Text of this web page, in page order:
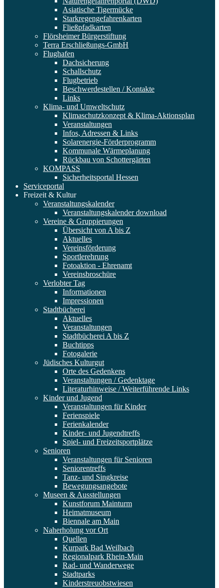
Asiatische Tigermücke
Starkregengefahrenkarten
Fließpfadkarten
Flörsheimer Bürgerstiftung
Terra Erschließungs-GmbH
Flughafen
Dachsicherung
Schallschutz
Flugbetrieb
Beschwerdestellen / Kontakte
Links
Klima- und Umweltschutz
Klimaschutzkonzept & Klima-Aktionsplan
Veranstaltungen
Infos, Adressen & Links
Solarenergie-Förderprogramm
Kommunale Wärmeplanung
Rückbau von Schottergärten
KOMPASS
Sicherheitsportal Hessen
Serviceportal
Freizeit & Kultur
Veranstaltungskalender
Veranstaltungskalender download
Vereine & Gruppierungen
Übersicht von A bis Z
Aktuelles
Vereinsförderung
Sportlerehrung
Fotoaktion - Ehrenamt
Vereinsbroschüre
Verlobter Tag
Informationen
Impressionen
Stadtbücherei
Aktuelles
Veranstaltungen
Stadtbücherei A bis Z
Buchtipps
Fotogalerie
Jüdisches Kulturgut
Orte des Gedenkens
Veranstaltungen / Gedenktage
Literaturhinweise / Weiterführende Links
Kinder und Jugend
Veranstaltungen für Kinder
Ferienspiele
Ferienkalender
Kinder- und Jugendtreffs
Spiel- und Freizeitsportplätze
Senioren
Veranstaltungen für Senioren
Seniorentreffs
Tanz- und Singkreise
Bewegungsangebote
Museen & Ausstellungen
Kunstforum Mainturm
Heimatmuseum
Biennale am Main
Naherholung vor Ort
Quellen
Kurpark Bad Weilbach
Regionalpark Rhein-Main
Rad- und Wanderwege
Stadtparks
Kinderstreuobstwiesen